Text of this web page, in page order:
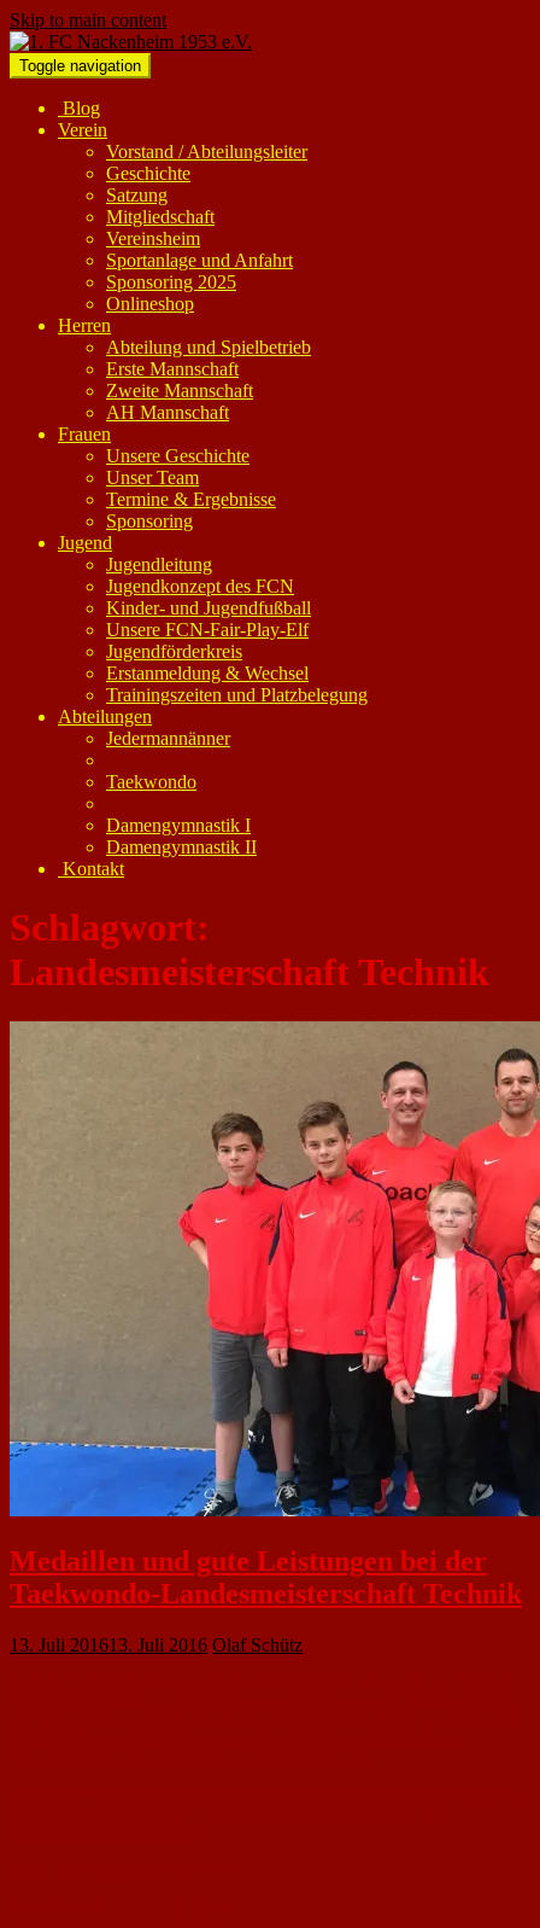
Skip to main content
Toggle navigation
Blog
Verein
Vorstand / Abteilungsleiter
Geschichte
Satzung
Mitgliedschaft
Vereinsheim
Sportanlage und Anfahrt
Sponsoring 2025
Onlineshop
Herren
Abteilung und Spielbetrieb
Erste Mannschaft
Zweite Mannschaft
AH Mannschaft
Frauen
Unsere Geschichte
Unser Team
Termine & Ergebnisse
Sponsoring
Jugend
Jugendleitung
Jugendkonzept des FCN
Kinder- und Jugendfußball
Unsere FCN-Fair-Play-Elf
Jugendförderkreis
Erstanmeldung & Wechsel
Trainingszeiten und Platzbelegung
Abteilungen
Jedermannänner
Taekwondo
Damengymnastik I
Damengymnastik II
Kontakt
Schlagwort:
Landesmeisterschaft Technik
Medaillen und gute Leistungen bei der
Taekwondo-Landesmeisterschaft Technik
13. Juli 201613. Juli 2016 Olaf Schütz